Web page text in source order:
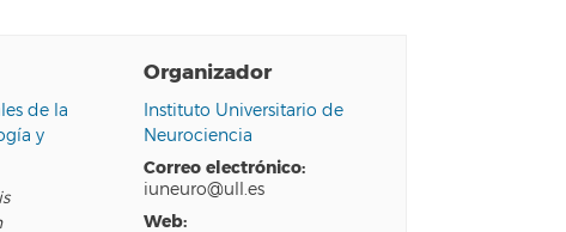
de la
y
Organizador
Instituto Universitario de
Neurociencia
correo electrónico:
iuneuro@ull.es
web: